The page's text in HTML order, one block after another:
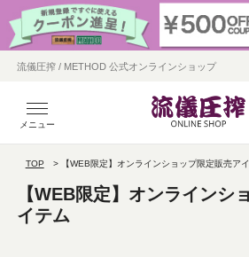
流儀圧搾 / METHOD 公式オンラインショップ
メニュー
TOP 【WEB限定】オンラインショップ限定販売ア
【WEB限定】オンラインシ
イテム